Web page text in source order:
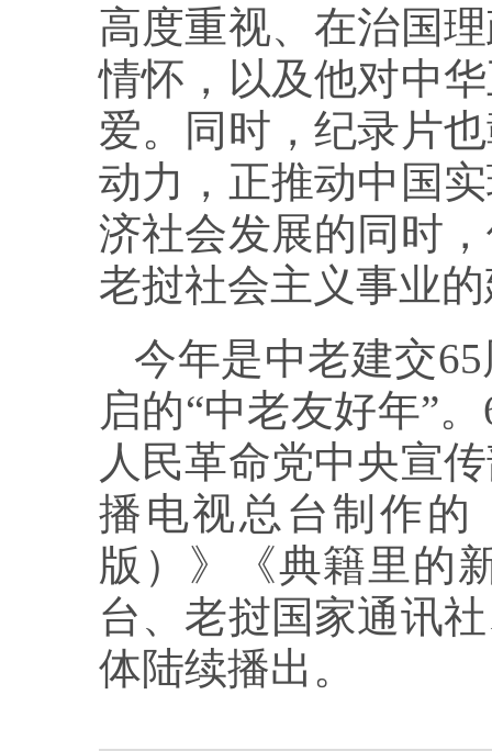
高度重视、在治国
情怀，以及他对中
爱。同时，纪录片
动力，正推动中国
济社会发展的同时
老挝社会主义事业
今年是中老建交
启的“中老友好年”
人民革命党中央宣
播电视总台制作的
版）》《典籍里的
台、老挝国家通讯
体陆续播出。